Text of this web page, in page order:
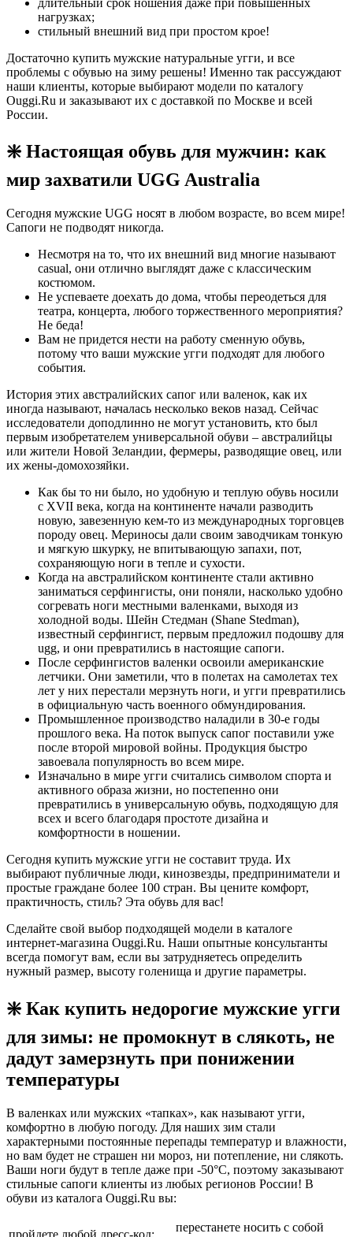
нагрузках;
стильный внешний вид при простом крое!
Достаточно купить мужские натуральные угги, и все
проблемы с обувью на зиму решены! Именно так рассуждают
наши клиенты, которые выбирают модели по каталогу
Ouggi.Ru и заказывают их с доставкой по Москве и всей
России.
❇️ Настоящая обувь для мужчин: как
мир захватили UGG Australia
Сегодня мужские UGG носят в любом возрасте, во всем мире!
Сапоги не подводят никогда.
Несмотря на то, что их внешний вид многие называют
casual, они отлично выглядят даже с классическим
костюмом.
Не успеваете доехать до дома, чтобы переодеться для
театра, концерта, любого торжественного мероприятия?
Не беда!
Вам не придется нести на работу сменную обувь,
потому что ваши мужские угги подходят для любого
события.
История этих австралийских сапог или валенок, как их
иногда называют, началась несколько веков назад. Сейчас
исследователи доподлинно не могут установить, кто был
первым изобретателем универсальной обуви – австралийцы
или жители Новой Зеландии, фермеры, разводящие овец, или
их жены-домохозяйки.
Как бы то ни было, но удобную и теплую обувь носили
с XVII века, когда на континенте начали разводить
новую, завезенную кем-то из международных торговцев
породу овец. Мериносы дали своим заводчикам тонкую
и мягкую шкурку, не впитывающую запахи, пот,
сохраняющую ноги в тепле и сухости.
Когда на австралийском континенте стали активно
заниматься серфингисты, они поняли, насколько удобно
согревать ноги местными валенками, выходя из
холодной воды. Шейн Стедман (Shane Stedman),
известный серфингист, первым предложил подошву для
ugg, и они превратились в настоящие сапоги.
После серфингистов валенки освоили американские
летчики. Они заметили, что в полетах на самолетах тех
лет у них перестали мерзнуть ноги, и угги превратились
в официальную часть военного обмундирования.
Промышленное производство наладили в 30-е годы
прошлого века. На поток выпуск сапог поставили уже
после второй мировой войны. Продукция быстро
завоевала популярность во всем мире.
Изначально в мире угги считались символом спорта и
активного образа жизни, но постепенно они
превратились в универсальную обувь, подходящую для
всех и всего благодаря простоте дизайна и
комфортности в ношении.
Сегодня купить мужские угги не составит труда. Их
выбирают публичные люди, кинозвезды, предприниматели и
простые граждане более 100 стран. Вы цените комфорт,
практичность, стиль? Эта обувь для вас!
Сделайте свой выбор подходящей модели в каталоге
интернет-магазина Ouggi.Ru. Наши опытные консультанты
всегда помогут вам, если вы затрудняетесь определить
нужный размер, высоту голенища и другие параметры.
❇️ Как купить недорогие мужские угги
для зимы: не промокнут в слякоть, не
дадут замерзнуть при понижении
температуры
В валенках или мужских «тапках», как называют угги,
комфортно в любую погоду. Для наших зим стали
характерными постоянные перепады температур и влажности,
но вам будет не страшен ни мороз, ни потепление, ни слякоть.
Ваши ноги будут в тепле даже при -50°С, поэтому заказывают
стильные сапоги клиенты из любых регионов России! В
обуви из каталога Ouggi.Ru вы:
перестанете носить с собой